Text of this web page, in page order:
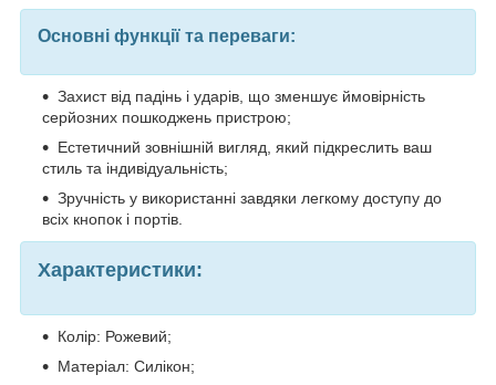
Основні функції та переваги:
Захист від падінь і ударів, що зменшує ймовірність
серйозних пошкоджень пристрою;
Естетичний зовнішній вигляд, який підкреслить ваш
стиль та індивідуальність;
Зручність у використанні завдяки легкому доступу до
всіх кнопок і портів.
Характеристики:
Колір: Рожевий;
Матеріал: Силікон;